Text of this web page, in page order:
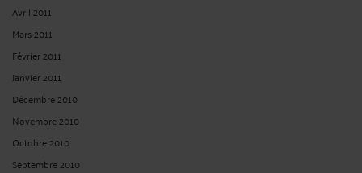
Avril 2011
Mars 2011
Février 2011
Janvier 2011
Décembre 2010
Novembre 2010
Octobre 2010
Septembre 2010